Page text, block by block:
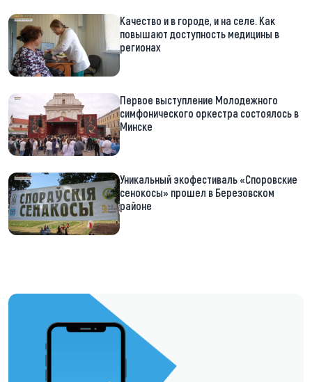
Качество и в городе, и на селе. Как
повышают доступность медицины в
регионах
Первое выступление Молодежного
симфонического оркестра состоялось в
Минске
Уникальный экофестиваль «Споровские
сенокосы» прошел в Березовском
районе
https://t.me/minskctvby